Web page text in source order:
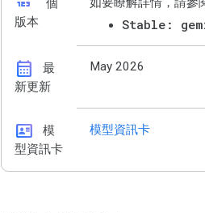
個
版本
Stable:
calendar_month
最
新更新
May 2026
id_card
模
型資訊卡
模型資訊卡